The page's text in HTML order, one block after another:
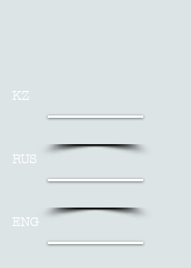
KZ
RUS
ENG